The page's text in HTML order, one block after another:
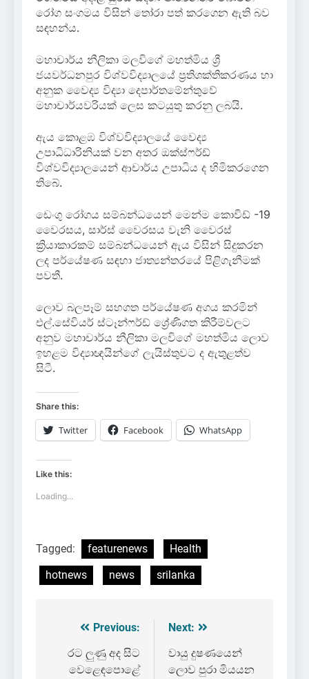
රෝග සංගමය විසින් තෝරා පත් කරගෙන ඇති බව
සඳහන්ය.
මහාචාර්ය නීලිකා මලවිගේ මහත්මිය ශ්‍රී
ජයවර්ධනපුර විශ්වවිද්‍යාලයේ ප්‍රතිශක්තිකරණය හා
අනුක වෛද්‍ය විද්‍යා දෙපාර්තමේන්තුවේ
මහාචාර්යවරියක් ලෙස කටයුතු කරනු ලබයි.
ඇය කොළඹ විශ්වවිද්‍යාලයේ වෛද්‍ය
උපාධිධාරිනියක් වන අතර ඔක්ස්ෆර්ඩ්
විශ්වවිද්‍යාලයෙන් ආචාර්ය උපාධිය ද හිමිකරගෙන
තිබේ.
ඩෙංගු රෝගය සම්බන්ධයෙන් මෙන්ම කොවිඩ් -19
වෛරසය, සාර්ස් වෛරසය වැනි වෛරස්
ක්‍රියාකාරකම් සම්බන්ධයෙන් ඇය විසින් සිදුකරන
ලද පර්යේෂණ සඳහා ජාත්‍යන්තරයේ පිළිගැනීමක්
පවතී.
ලොව බලපෑම් සහගත පර්යේෂණ අගය කරමින්
එල්.සේවියර් ස්ටෑන්ෆර්ඩ් ශ්‍රේණිගත කිරීම්වලට
අනුව මහාචාර්ය නීලිකා මලවිගේ මහත්මිය ලොව
ඉහළම විද්‍යාඥයින්ගේ ලැයිස්තුවට ද ඇතුළත්ව
සිටී.
Share this:
Twitter Facebook WhatsApp
Like this:
Loading...
Tagged: featurenews
Health
hotnews
news srilanka
Post
navigation
Previous:
රට ලුණු අද සිට
වෙළෙඳපොළේ
Next:
වායු දුෂණයෙන්
ලොව පුරා මියයන